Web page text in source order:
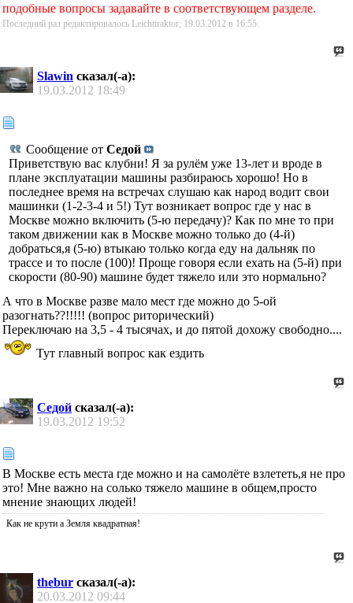
подобные вопросы задавайте в соответствующем разделе.
Последний раз редактировалось Leichttraktor; 19.03.2012 в 16:55.
Slawin сказал(-а):
19.03.2012 18:49
Сообщение от Седой
Приветствую вас клубни! Я за рулём уже 13-лет и вроде в
плане эксплуатации машины разбираюсь хорошо! Но в
последнее время на встречах слушаю как народ водит свои
машинки (1-2-3-4 и 5!) Тут возникает вопрос где у нас в
Москве можно включить (5-ю передачу)? Как по мне то при
таком движении как в Москве можно только до (4-й)
добраться,я (5-ю) втыкаю только когда еду на дальняк по
трассе и то после (100)! Проще говоря если ехать на (5-й) при
скорости (80-90) машине будет тяжело или это нормально?
А что в Москве разве мало мест где можно до 5-ой
разогнать??!!!!! (вопрос риторический)
Переключаю на 3,5 - 4 тысячах, и до пятой дохожу свободно....
Тут главный вопрос как ездить
Седой сказал(-а):
19.03.2012 19:52
В Москве есть места где можно и на самолёте взлететь,я не про
это! Мне важно на солько тяжело машине в общем,просто
мнение знающих людей!
Как не крути а Земля квадратная!
thebur сказал(-а):
20.03.2012 09:44